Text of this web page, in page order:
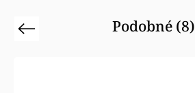
Podobné (8)
Previous